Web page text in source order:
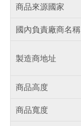
商品來源國家
國內負責廠商名稱
製造商地址
商品高度
商品寬度